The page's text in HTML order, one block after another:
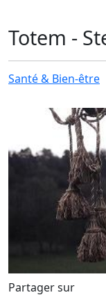
Totem -
Santé & Bien-être
Partager sur